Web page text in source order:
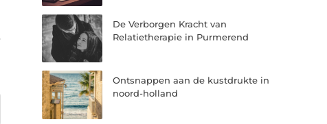
De Verborgen Kracht van
Relatietherapie in Purmerend
Ontsnappen aan de kustdrukte in
noord-holland